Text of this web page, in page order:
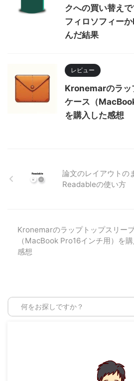
クへの買い替え
フィロソフィー
んだ結果
レビュー
Kronemarのラッ
ケース（
を購入した感想
論文のレイアウトの
Readableの使い方
Kronemarのラップトップスリー
（MacBook Pro16インチ用）を
感想